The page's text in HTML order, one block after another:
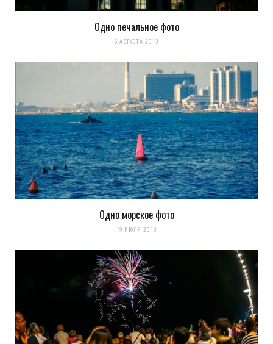
Одно печальное фото
6 АВГУСТА 2013
Одно морское фото
19 ИЮЛЯ 2013